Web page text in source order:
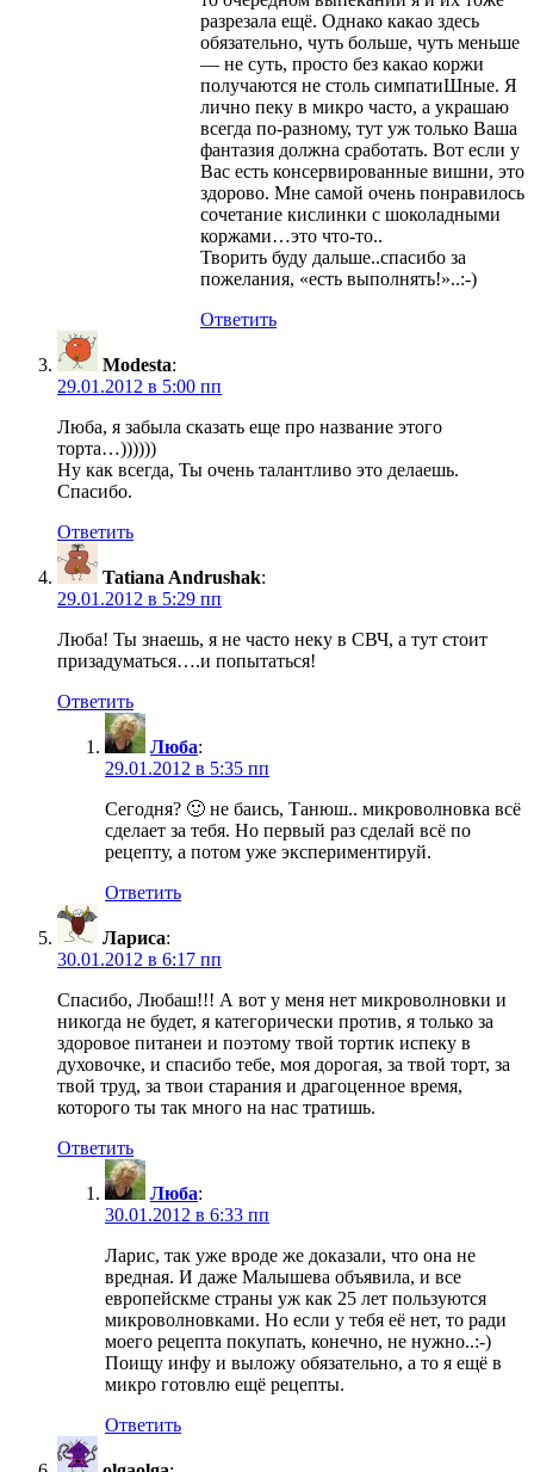
разрезала ещё. Однако какао здесь
обязательно, чуть больше, чуть меньше
— не суть, просто без какао коржи
получаются не столь симпатиШные. Я
лично пеку в микро часто, а украшаю
всегда по-разному, тут уж только Ваша
фантазия должна сработать. Вот если у
Вас есть консервированные вишни, это
здорово. Мне самой очень понравилось
сочетание кислинки с шоколадными
коржами…это что-то..
Творить буду дальше..спасибо за
пожелания, «есть выполнять!»..:-)
Ответить
Modesta:
29.01.2012 в 5:00 пп
Люба, я забыла сказать еще про название этого
торта…))))))
Ну как всегда, Ты очень талантливо это делаешь.
Спасибо.
Ответить
Tatiana Andrushak:
29.01.2012 в 5:29 пп
Люба! Ты знаешь, я не часто неку в СВЧ, а тут стоит
призадуматься….и попытаться!
Ответить
Люба:
29.01.2012 в 5:35 пп
Сегодня? 🙂 не баись, Танюш.. микроволновка всё
сделает за тебя. Но первый раз сделай всё по
рецепту, а потом уже экспериментируй.
Ответить
Лариса:
30.01.2012 в 6:17 пп
Спасибо, Любаш!!! А вот у меня нет микроволновки и
никогда не будет, я категорически против, я только за
здоровое питанеи и поэтому твой тортик испеку в
духовочке, и спасибо тебе, моя дорогая, за твой торт, за
твой труд, за твои старания и драгоценное время,
которого ты так много на нас тратишь.
Ответить
Люба:
30.01.2012 в 6:33 пп
Ларис, так уже вроде же доказали, что она не
вредная. И даже Малышева объявила, и все
европейскме страны уж как 25 лет пользуются
микроволновками. Но если у тебя её нет, то ради
моего рецепта покупать, конечно, не нужно..:-)
Поищу инфу и выложу обязательно, а то я ещё в
микро готовлю ещё рецепты.
Ответить